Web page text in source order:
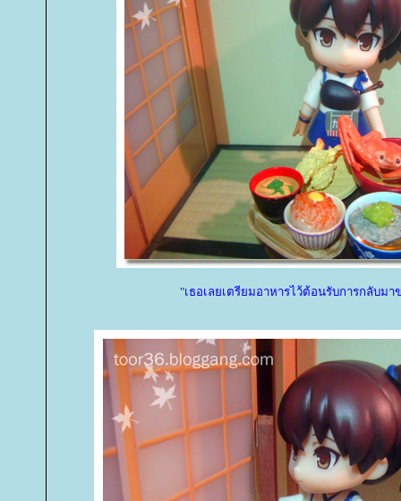
"เธอเลยเตรียมอาหารไว้ต้อนรับการกลับมา